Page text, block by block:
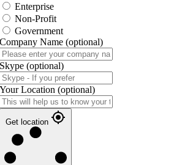
Enterprise
Non-Profit
Government
Company Name (optional)
Skype (optional)
Your Location (optional)
Get location